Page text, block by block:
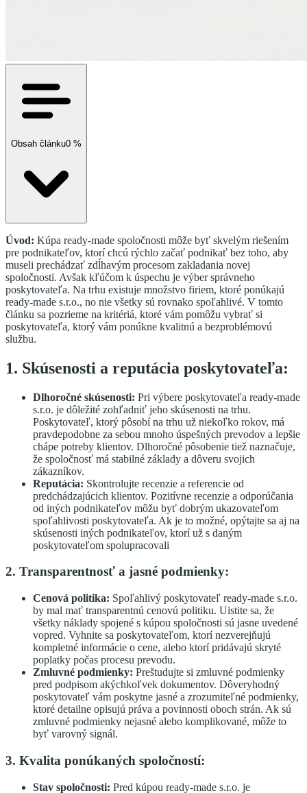
Obsah článku0 %
Úvod: Kúpa ready-made spoločnosti môže byť skvelým riešením
pre podnikateľov, ktorí chcú rýchlo začať podnikať bez toho, aby
museli prechádzať zdĺhavým procesom zakladania novej
spoločnosti. Avšak kľúčom k úspechu je výber správneho
poskytovateľa. Na trhu existuje množstvo firiem, ktoré ponúkajú
ready-made s.r.o., no nie všetky sú rovnako spoľahlivé. V tomto
článku sa pozrieme na kritériá, ktoré vám pomôžu vybrať si
poskytovateľa, ktorý vám ponúkne kvalitnú a bezproblémovú
službu.
1. Skúsenosti a reputácia poskytovateľa:
Dlhoročné skúsenosti: Pri výbere poskytovateľa ready-made
s.r.o. je dôležité zohľadniť jeho skúsenosti na trhu.
Poskytovateľ, ktorý pôsobí na trhu už niekoľko rokov, má
pravdepodobne za sebou mnoho úspešných prevodov a lepšie
chápe potreby klientov. Dlhoročné pôsobenie tiež naznačuje,
že spoločnosť má stabilné základy a dôveru svojich
zákazníkov.
Reputácia: Skontrolujte recenzie a referencie od
predchádzajúcich klientov. Pozitívne recenzie a odporúčania
od iných podnikateľov môžu byť dobrým ukazovateľom
spoľahlivosti poskytovateľa. Ak je to možné, opýtajte sa aj na
skúsenosti iných podnikateľov, ktorí už s daným
poskytovateľom spolupracovali
2. Transparentnosť a jasné podmienky:
Cenová politika: Spoľahlivý poskytovateľ ready-made s.r.o.
by mal mať transparentnú cenovú politiku. Uistite sa, že
všetky náklady spojené s kúpou spoločnosti sú jasne uvedené
vopred. Vyhnite sa poskytovateľom, ktorí nezverejňujú
kompletné informácie o cene, alebo ktorí pridávajú skryté
poplatky počas procesu prevodu.
Zmluvné podmienky: Preštudujte si zmluvné podmienky
pred podpisom akýchkoľvek dokumentov. Dôveryhodný
poskytovateľ vám poskytne jasné a zrozumiteľné podmienky,
ktoré detailne opisujú práva a povinnosti oboch strán. Ak sú
zmluvné podmienky nejasné alebo komplikované, môže to
byť varovný signál.
3. Kvalita ponúkaných spoločností:
Stav spoločnosti: Pred kúpou ready-made s.r.o. je